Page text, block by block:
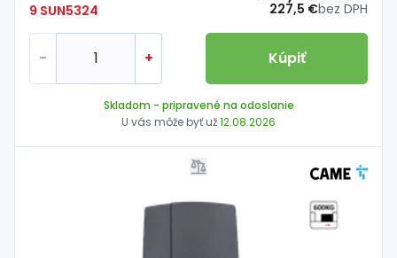
9 SUN5324
227,5 €bez DPH
- + Kúpiť
Skladom - pripravené na odoslanie
U vás môže byť už12.08.2026